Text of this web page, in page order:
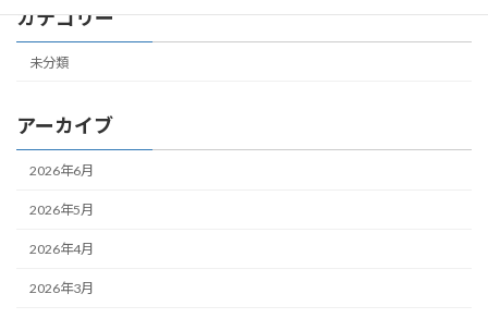
カテゴリー
未分類
アーカイブ
2026年6月
2026年5月
2026年4月
2026年3月